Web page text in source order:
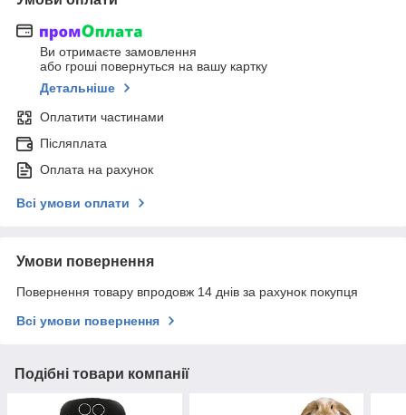
Ви отримаєте замовлення
або гроші повернуться на вашу картку
Детальніше
Оплатити частинами
Післяплата
Оплата на рахунок
Всі умови оплати
Умови повернення
Повернення товару впродовж 14 днів за рахунок покупця
Всі умови повернення
Подібні товари компанії